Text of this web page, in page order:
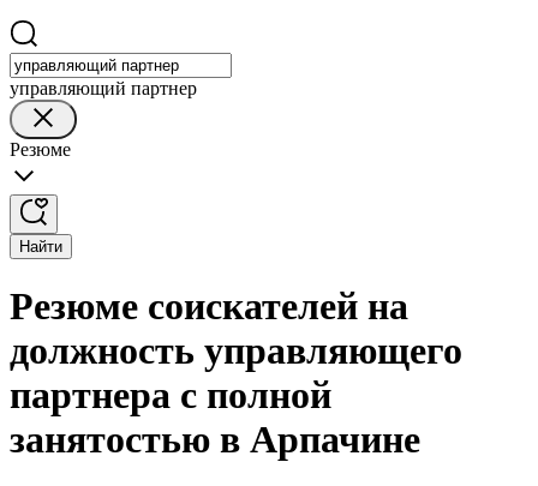
управляющий партнер
Резюме
Найти
Резюме соискателей на
должность управляющего
партнера с полной
занятостью в Арпачине